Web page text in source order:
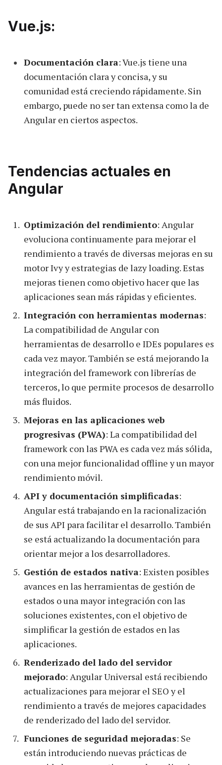
Vue.js:
Documentación clara: Vue.js tiene una
documentación clara y concisa, y su
comunidad está creciendo rápidamente. Sin
embargo, puede no ser tan extensa como la de
Angular en ciertos aspectos.
Tendencias actuales en
Angular
Optimización del rendimiento: Angular
evoluciona continuamente para mejorar el
rendimiento a través de diversas mejoras en su
motor Ivy y estrategias de lazy loading. Estas
mejoras tienen como objetivo hacer que las
aplicaciones sean más rápidas y eficientes.
Integración con herramientas modernas:
La compatibilidad de Angular con
herramientas de desarrollo e IDEs populares es
cada vez mayor. También se está mejorando la
integración del framework con librerías de
terceros, lo que permite procesos de desarrollo
más fluidos.
Mejoras en las aplicaciones web
progresivas (PWA): La compatibilidad del
framework con las PWA es cada vez más sólida,
con una mejor funcionalidad offline y un mayor
rendimiento móvil.
API y documentación simplificadas:
Angular está trabajando en la racionalización
de sus API para facilitar el desarrollo. También
se está actualizando la documentación para
orientar mejor a los desarrolladores.
Gestión de estados nativa: Existen posibles
avances en las herramientas de gestión de
estados o una mayor integración con las
soluciones existentes, con el objetivo de
simplificar la gestión de estados en las
aplicaciones.
Renderizado del lado del servidor
mejorado: Angular Universal está recibiendo
actualizaciones para mejorar el SEO y el
rendimiento a través de mejores capacidades
de renderizado del lado del servidor.
Funciones de seguridad mejoradas: Se
están introduciendo nuevas prácticas de